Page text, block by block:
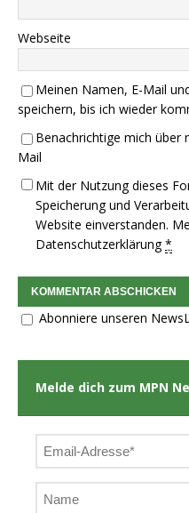
Webseite
Meinen Namen, E-Mail
speichern, bis ich wieder
Benachrichtige mich über
Mail
Mit der Nutzung dieses
Speicherung und
Website einverstanden.
Datenschutzerklärung *
Abonniere unseren
Melde dich zum MPN